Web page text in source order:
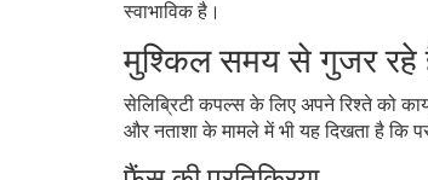
स्वाभाविक है।
मुश्किल समय से गुजर रहे
सेलिब्रिटी कपल्स के लिए अपने रिश्ते को
और नताशा के मामले में भी यह दिखता है कि